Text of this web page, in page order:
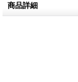
商品詳細